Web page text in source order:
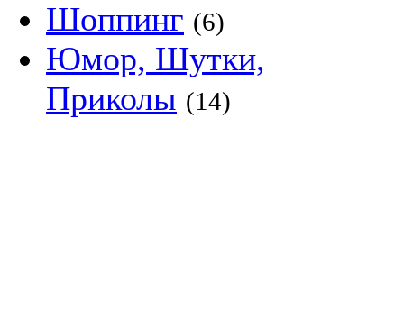
Шоппинг (6)
Юмор, Шутки,
Приколы (14)